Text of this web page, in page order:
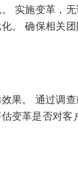
实施变革，无
。 确保相关
果。 通过调
变革是否对客